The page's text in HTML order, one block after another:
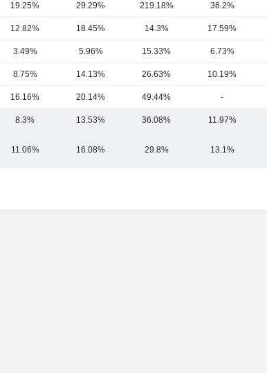
19.25% 29.29% 219.18% 36.2%
12.82% 18.45% 14.3% 17.59%
3.49% 5.96% 15.33% 6.73%
8.75% 14.13% 26.63% 10.19%
16.16% 20.14% 49.44% -
8.3% 13.53% 36.08% 11.97%
11.06% 16.08% 29.8% 13.1%